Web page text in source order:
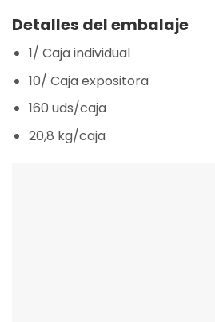
Detalles del embalaje
1/ Caja individual
10/ Caja expositora
160 uds/caja
20,8 kg/caja